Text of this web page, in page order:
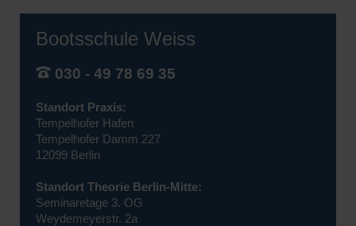
Bootsschule Weiss
030 - 49 78 69 35
Standort Praxis:
Tempelhofer Hafen
Tempelhofer Damm 227
12099 Berlin
Standort Theorie Berlin-Mitte:
Seminaretage 3. OG
Weydemeyerstr. 2a